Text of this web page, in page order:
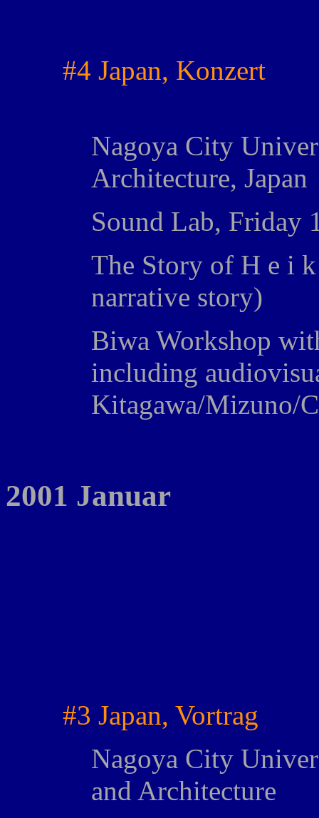
#4 Japan, Konzert
Nagoya City
Architecture, Japan
Sound Lab, Friday
The Story of H e i
narrative story)
Biwa Workshop
including
Kitagawa/Mizuno/
2001 Januar
#3 Japan, Vortrag
Nagoya City
and Architecture